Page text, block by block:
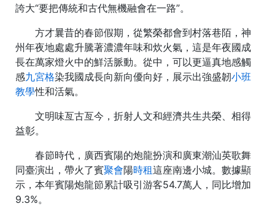
誇大“要把傳統和古代無機融會在一路”。
方才曩昔的春節假期，從繁榮都會到村落巷陌，神
州年夜地處處升騰著濃濃年味和炊火氣，這是年夜國成
長在萬家燈火中的鮮活脈動。從中，可以更逼真地感觸
感九宮格染我國成長向新向優向好，展示出強盛韌小班
教學性和活氣。
文明味亙古亙今，折射人文和經濟共生共榮、相得
益彰。
春節時代，廣西賓陽的炮龍扮演和廣東潮汕英歌舞
同臺演出，帶火了賓聚會陽時租這座南邊小城。數據顯
示，本年賓陽炮龍節累計吸引游客54.7萬人，同比增加
9.3%。